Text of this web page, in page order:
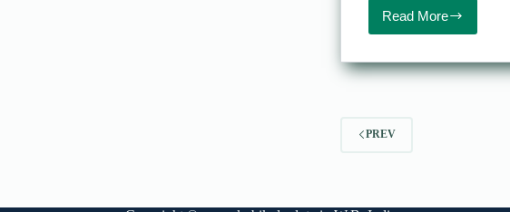
Read More
অকালবর্ষণ
কবিতা
চট্টোপাধ্যায়
PREV